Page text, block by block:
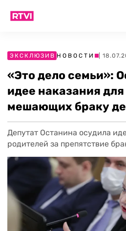
ЭКСКЛЮЗИВ НОВОСТИ |
«Это дело семьи»:
идее наказания
мешающих браку
Депутат Останина осудила
родителей за препятствие